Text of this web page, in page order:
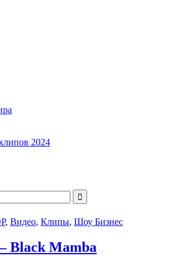
2024
, Видео, Клипы, Шоу Бизнес
Black Mamba